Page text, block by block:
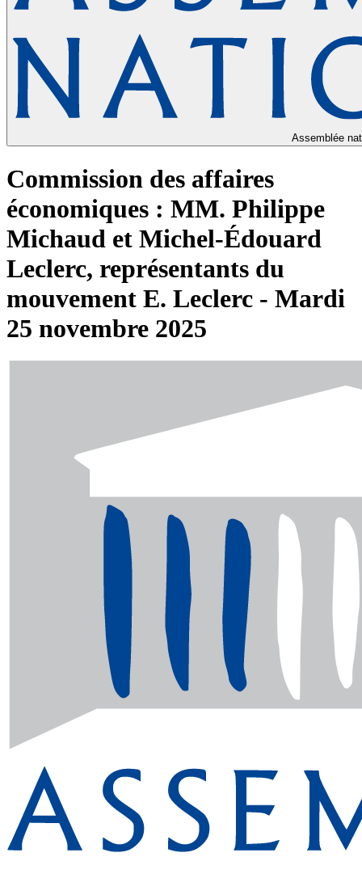
Assemblée
Commission des affaires
économiques : MM. Philippe
Michaud et Michel-Édouard
Leclerc, représentants du
mouvement E. Leclerc - Mardi
25 novembre 2025